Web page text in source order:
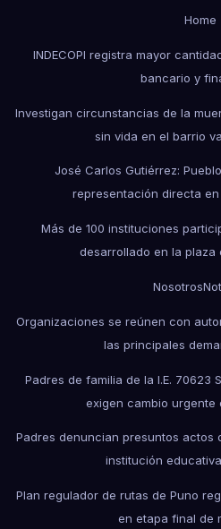
Home
INDECOPI registra mayor
bancario y
Investigan circunstancias de la
sin vida en el barrio
José Carlos Gutiérrez:
representación directa
Más de 100 instituciones
desarrollado en la plaza
Nosotros
Organizaciones se reúnen con
las principales
Padres de familia de la I.E. 70623
exigen cambio urgente
Padres denuncian presuntos actos
institución
Plan regulador de rutas de Puno
en etapa final de